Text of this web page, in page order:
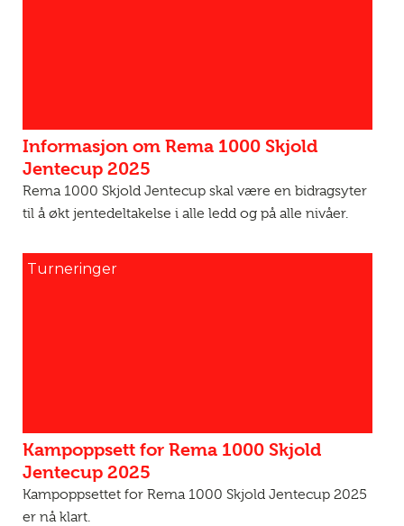
Informasjon om Rema 1000 Skjold
Jentecup 2025
Rema 1000 Skjold Jentecup skal være en bidragsyter
til å økt jentedeltakelse i alle ledd og på alle nivåer.
Turneringer
Kampoppsett for Rema 1000 Skjold
Jentecup 2025
Kampoppsettet for Rema 1000 Skjold Jentecup 2025
er nå klart.